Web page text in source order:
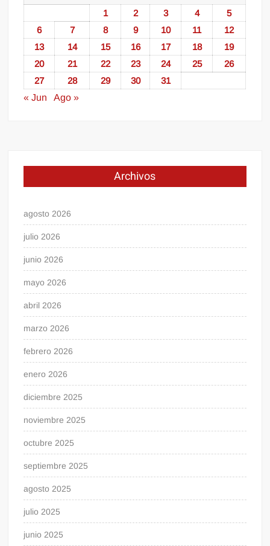
1 2 3 4
5
6
7 8 9 10 11
12
13
14 15 16 17 18
19
20
21 22 23 24 25
26
27
28 29 30
31
« Jun
Ago »
Archivos
agosto 2026
julio 2026
junio 2026
mayo 2026
abril 2026
marzo 2026
febrero 2026
enero 2026
diciembre 2025
noviembre 2025
octubre 2025
septiembre 2025
agosto 2025
julio 2025
junio 2025